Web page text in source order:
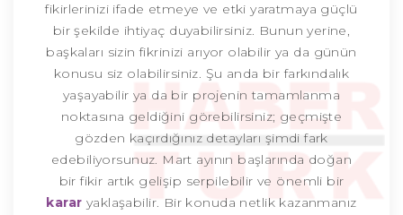
fikirlerinizi ifade etmeye ve etki yaratmaya güçlü
bir şekilde ihtiyaç duyabilirsiniz. Bunun yerine,
başkaları sizin fikrinizi arıyor olabilir ya da günün
konusu siz olabilirsiniz. Şu anda bir farkındalık
yaşayabilir ya da bir projenin tamamlanma
noktasına geldiğini görebilirsiniz; geçmişte
gözden kaçırdığınız detayları şimdi fark
edebiliyorsunuz. Mart ayının başlarında doğan
bir fikir artık gelişip serpilebilir ve önemli bir
karar yaklaşabilir. Bir konuda netlik kazanmanız